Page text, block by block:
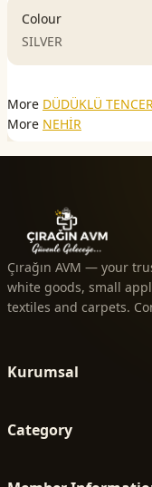
Colour
SILVER
More DÜDÜKLÜ
More NEHİR
Çırağın AVM — your
white goods, small
textiles and carpets.
Kurumsal
Category